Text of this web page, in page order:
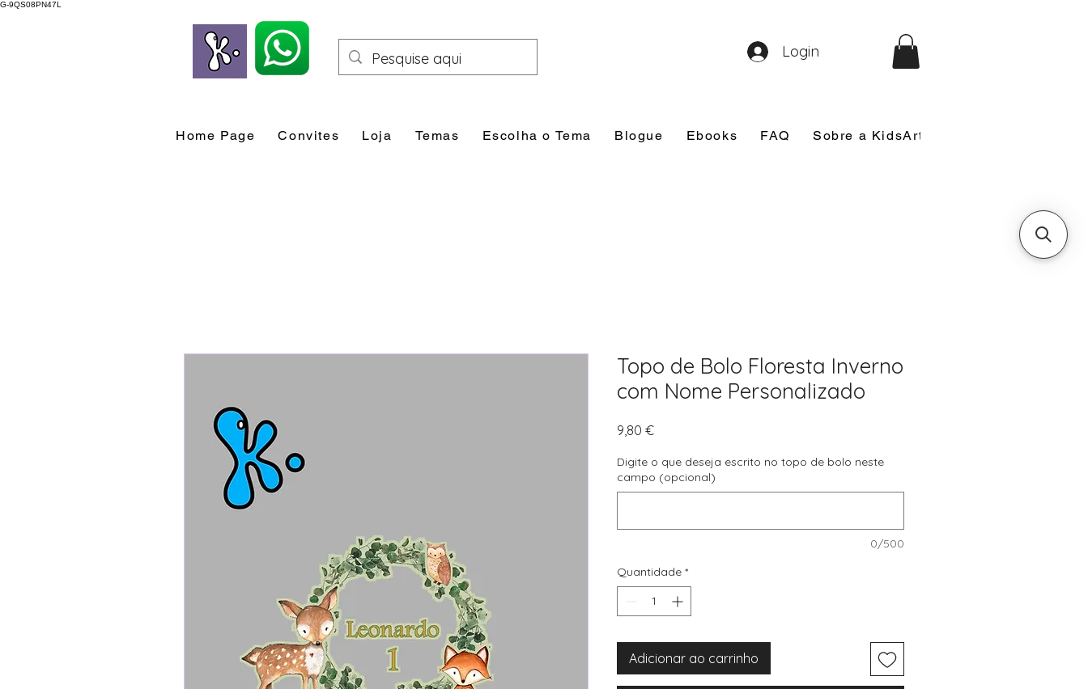
G-9QS08PN47L
Home Page Convites Loja Temas Escolha o Tema Blogue Ebooks FAQ Sobre a KidsArt
Login
Topo de Bolo Floresta Inverno
com Nome Personalizado
9,80 €Preço
Digite o que deseja escrito no topo de bolo neste
campo (opcional)
0/500
Quantidade *
Adicionar ao carrinho